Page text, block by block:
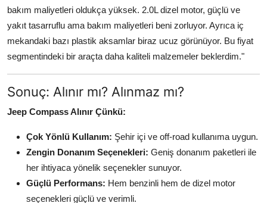
bakım maliyetleri oldukça yüksek. 2.0L dizel motor, güçlü ve
yakıt tasarruflu ama bakım maliyetleri beni zorluyor. Ayrıca iç
mekandaki bazı plastik aksamlar biraz ucuz görünüyor. Bu fiyat
segmentindeki bir araçta daha kaliteli malzemeler beklerdim."
Sonuç: Alınır mı? Alınmaz mı?
Jeep Compass Alınır Çünkü:
Çok Yönlü Kullanım: Şehir içi ve off-road kullanıma uygun.
Zengin Donanım Seçenekleri: Geniş donanım paketleri ile
her ihtiyaca yönelik seçenekler sunuyor.
Güçlü Performans: Hem benzinli hem de dizel motor
seçenekleri güçlü ve verimli.